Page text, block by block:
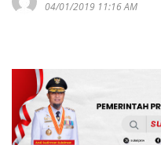
04/01/2019 11:16 AM